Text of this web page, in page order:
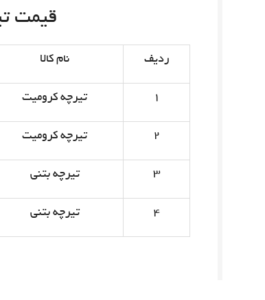
قیمت
ردیف نام کالا
۱ تیرچه کرومیت
۲ تیرچه کرومیت
۳ تیرچه بتنی
۴ تیرچه بتنی